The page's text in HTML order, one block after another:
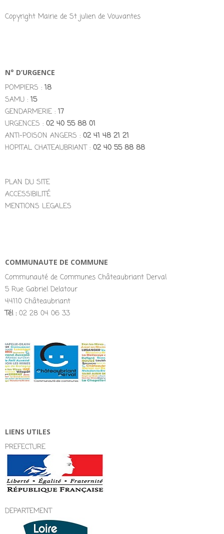
Copyright Mairie de St julien de Vouvantes
N° D’URGENCE
POMPIERS : 18
SAMU : 15
GENDARMERIE : 17
URGENCES : 02 40 55 88 01
ANTI-POISON ANGERS : 02 41 48 21 21
HOPITAL CHATEAUBRIANT : 02 40 55 88 88
PLAN DU SITE
ACCESSIBILITÉ
MENTIONS LEGALES
COMMUNAUTE DE COMMUNE
Communauté de Communes Châteaubriant Derval
5 Rue Gabriel Delatour
44110 Châteaubriant
Tél :02 28 04 06 33
LIENS UTILES
PREFECTURE
DEPARTEMENT